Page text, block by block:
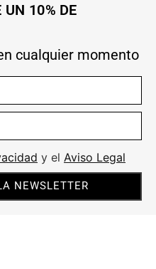
UN 10% DE
cualquier momento
y el Aviso Legal
NEWSLETTER